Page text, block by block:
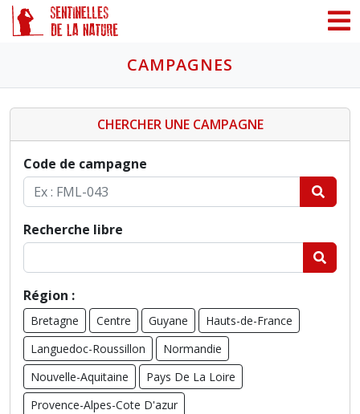
CAMPAGNES
CHERCHER UNE CAMPAGNE
Code de campagne
Recherche libre
Région :
Bretagne Centre Guyane
Hauts-de-France
Languedoc-Roussillon
Normandie
Nouvelle-Aquitaine
Pays De La Loire
Provence-Alpes-Cote D'azur
Panneau de gestion des cookies